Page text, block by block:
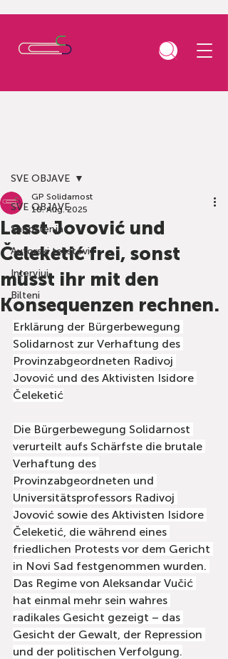
SVE OBJAVE
Saopštenja
Autorski tekstovi
Intervjui
Bilteni
SVE OBJAVE
Lasst Jovović und
Čeleketić frei, sonst
müsst ihr mit den
Konsequenzen rechnen.
GP Solidarnost
18. Aug. 2025
Erklärung der Bürgerbewegung
Solidarnost zur Verhaftung des
Provinzabgeordneten Radivoj
Jovović und des Aktivisten Isidore
Čeleketić
Die Bürgerbewegung Solidarnost
verurteilt aufs Schärfste die brutale
Verhaftung des
Provinzabgeordneten und
Universitätsprofessors Radivoj
Jovović sowie des Aktivisten Isidore
Čeleketić, die während eines
friedlichen Protests vor dem Gericht
in Novi Sad festgenommen wurden.
Das Regime von Aleksandar Vučić
hat einmal mehr sein wahres
radikales Gesicht gezeigt – das
Gesicht der Gewalt, der Repression
und der politischen Verfolgung.